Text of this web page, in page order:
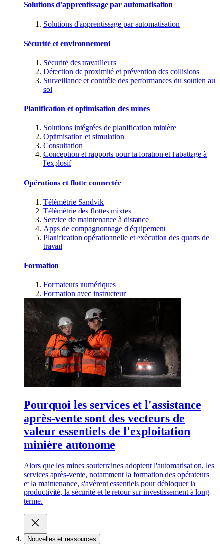
Solutions d'apprentissage par automatisation
Solutions d'apprentissage par automatisation
Sécurité et environnement
Sécurité des travailleurs
Détection de proximité et prévention des collisions
Surveillance et contrôle des performances du soutien au
sol
Planification et optimisation des mines
Solutions intégrées de planification minière
Optimisation et simulation
Consultation
Conception et rapports pour la foration et l'abattage à
l'explosif
Opérations et flotte connectée
Télémétrie Sandvik
Télémétrie des flottes mixtes
Service de maintenance à distance
Apps de compagnonnage d'équipement
Planification opérationnelle et exécution des quarts de
travail
Formation
Formateurs numériques
Formation avec instructeur
Pourquoi les services et l'assistance
après-vente sont des vecteurs de
valeur essentiels de l'exploitation
minière autonome
Alors que les mines souterraines adoptent l'automatisation, les
services après-vente, notamment la formation des opérateurs
et la maintenance, s'avèrent essentiels pour débloquer la
productivité, la sécurité et le retour sur investissement à long
terme.
Nouvelles et ressources